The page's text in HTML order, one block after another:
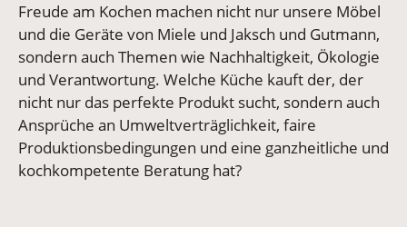
Freude am Kochen machen nicht nur unsere Möbel
und die Geräte von Miele und Jaksch und Gutmann,
sondern auch Themen wie Nachhaltigkeit, Ökologie
und Verantwortung. Welche Küche kauft der, der
nicht nur das perfekte Produkt sucht, sondern auch
Ansprüche an Umweltverträglichkeit, faire
Produktionsbedingungen und eine ganzheitliche und
kochkompetente Beratung hat?